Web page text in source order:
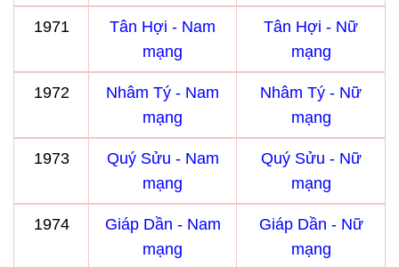
1971
Tân Hợi - Nam
mạng
Tân Hợi - Nữ
mạng
1972
Nhâm Tý - Nam
mạng
Nhâm Tý - Nữ
mạng
1973
Quý Sửu - Nam
mạng
Quý Sửu - Nữ
mạng
1974
Giáp Dần - Nam
mạng
Giáp Dần - Nữ
mạng